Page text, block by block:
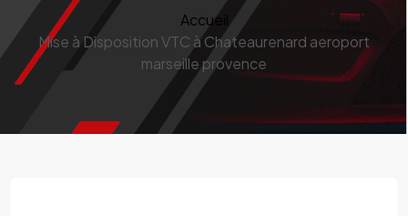
Accueil
Mise à Disposition VTC à Chateaurenard aeroport
marseille provence